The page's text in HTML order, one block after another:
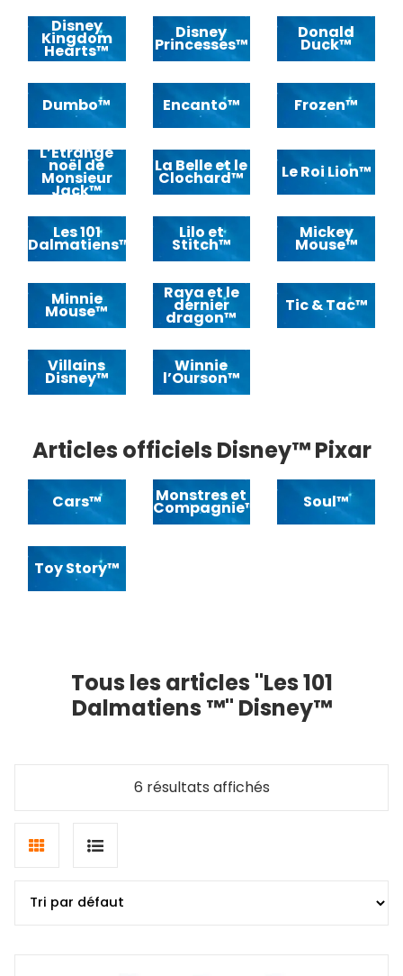
Disney
Kingdom
Hearts™
Disney
Princesses™
Donald
Duck™
Dumbo™ Encanto™ Frozen™
L’Etrange
noël de
Monsieur
Jack™
La Belle et le
Clochard™ Le Roi Lion™
Les 101
Dalmatiens™
Lilo et
Stitch™
Mickey
Mouse™
Minnie
Mouse™
Raya et le
dernier
dragon™
Tic & Tac™
Villains
Disney™
Winnie
l’Ourson™
Articles officiels Disney™ Pixar
Cars™ Monstres et
Compagnie™ Soul™
Toy Story™
Tous les articles "Les 101
Dalmatiens ™" Disney™
6 résultats affichés
Grid
List